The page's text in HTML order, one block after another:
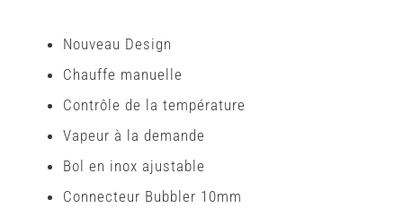
Nouveau Design
Chauffe manuelle
Contrôle de la température
Vapeur à la demande
Bol en inox ajustable
Connecteur Bubbler 10mm